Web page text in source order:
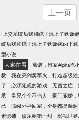
上一页
上交系统后我和统子混上了铁饭
统后我和统子混上了铁饭碗txt下载
型小说
大家在看 离谱，谁家Alpha吃
救
我在亮剑卖军火，打造超级独
了
必须犯规的游戏 无言之症
承
皇兄个个不当人 豪门宠婚
己
满级外神回家，全身都是漏洞
素诱捕
娱乐圈第一甜 影视世